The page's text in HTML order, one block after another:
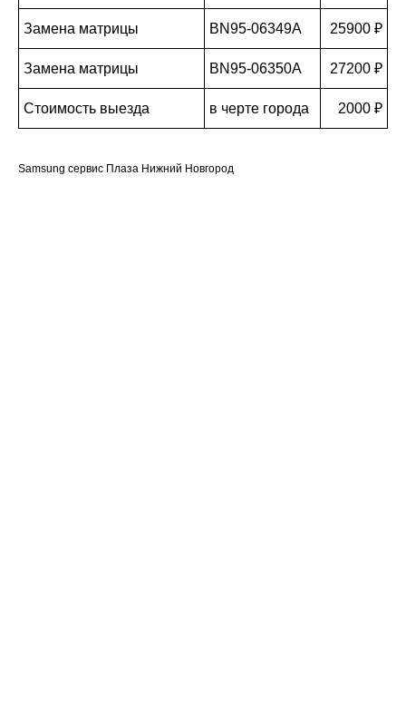
Замена матрицы BN95-06349A 25900 ₽
Замена матрицы BN95-06350A 27200 ₽
Стоимость выезда в черте города 2000 ₽
Samsung сервис Плаза Нижний Новгород